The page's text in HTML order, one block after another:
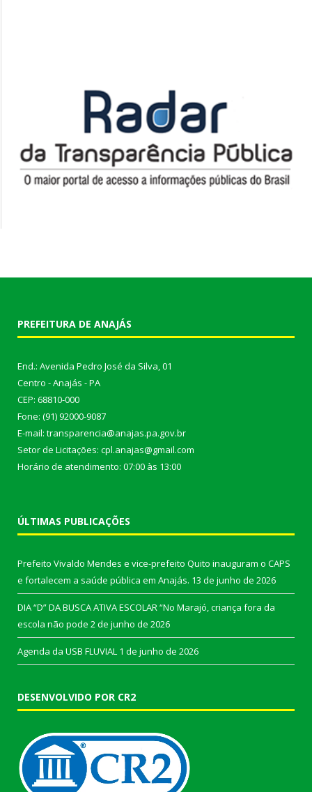
PREFEITURA DE ANAJÁS
End.: Avenida Pedro José da Silva, 01
Centro - Anajás - PA
CEP: 68810-000
Fone: (91) 92000-9087
E-mail: transparencia@anajas.pa.gov.br
Setor de Licitações: cpl.anajas@gmail.com
Horário de atendimento: 07:00 às 13:00
ÚLTIMAS PUBLICAÇÕES
Prefeito Vivaldo Mendes e vice-prefeito Quito inauguram o CAPS
e fortalecem a saúde pública em Anajás. 13 de junho de 2026
DIA “D” DA BUSCA ATIVA ESCOLAR “No Marajó, criança fora da
escola não pode 2 de junho de 2026
Agenda da USB FLUVIAL 1 de junho de 2026
DESENVOLVIDO POR CR2